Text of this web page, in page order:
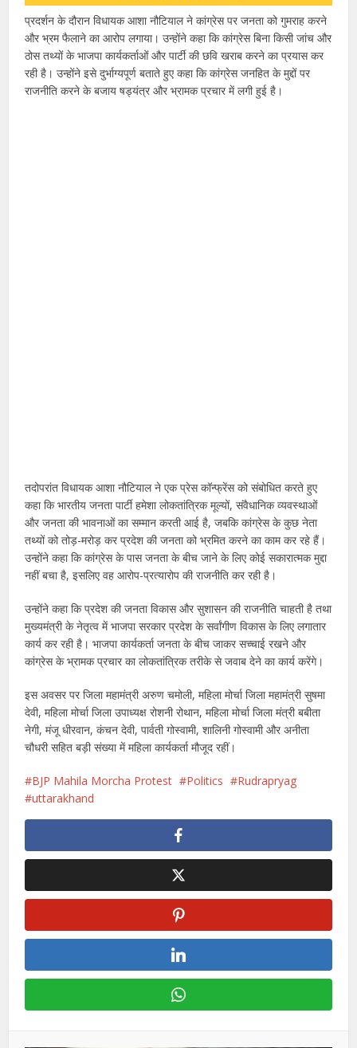
प्रदर्शन के दौरान विधायक आशा नौटियाल ने कांग्रेस पर जनता को गुमराह करने
और भ्रम फैलाने का आरोप लगाया। उन्होंने कहा कि कांग्रेस बिना किसी जांच और
ठोस तथ्यों के भाजपा कार्यकर्ताओं और पार्टी की छवि खराब करने का प्रयास कर
रही है। उन्होंने इसे दुर्भाग्यपूर्ण बताते हुए कहा कि कांग्रेस जनहित के मुद्दों पर
राजनीति करने के बजाय षड्यंत्र और भ्रामक प्रचार में लगी हुई है।
तदोपरांत विधायक आशा नौटियाल ने एक प्रेस कॉन्फ्रेंस को संबोधित करते हुए
कहा कि भारतीय जनता पार्टी हमेशा लोकतांत्रिक मूल्यों, संवैधानिक व्यवस्थाओं
और जनता की भावनाओं का सम्मान करती आई है, जबकि कांग्रेस के कुछ नेता
तथ्यों को तोड़-मरोड़ कर प्रदेश की जनता को भ्रमित करने का काम कर रहे हैं।
उन्होंने कहा कि कांग्रेस के पास जनता के बीच जाने के लिए कोई सकारात्मक मुद्दा
नहीं बचा है, इसलिए वह आरोप-प्रत्यारोप की राजनीति कर रही है।
उन्होंने कहा कि प्रदेश की जनता विकास और सुशासन की राजनीति चाहती है तथा
मुख्यमंत्री के नेतृत्व में भाजपा सरकार प्रदेश के सर्वांगीण विकास के लिए लगातार
कार्य कर रही है। भाजपा कार्यकर्ता जनता के बीच जाकर सच्चाई रखने और
कांग्रेस के भ्रामक प्रचार का लोकतांत्रिक तरीके से जवाब देने का कार्य करेंगे।
इस अवसर पर जिला महामंत्री अरुण चमोली, महिला मोर्चा जिला महामंत्री सुषमा
देवी, महिला मोर्चा जिला उपाध्यक्ष रोशनी रोथान, महिला मोर्चा जिला मंत्री बबीता
नेगी, मंजू धीरवान, कंचन देवी, पार्वती गोस्वामी, शालिनी गोस्वामी और अनीता
चौधरी सहित बड़ी संख्या में महिला कार्यकर्ता मौजूद रहीं।
BJP Mahila Morcha Protest Politics
Rudrapryag
uttarakhand